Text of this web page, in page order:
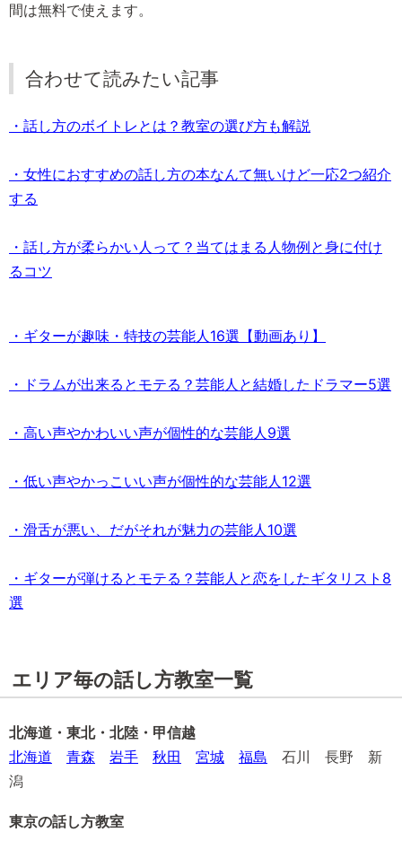
間は無料で使えます。
合わせて読みたい記事
・話し方のボイトレとは？教室の選び方も解説
・女性におすすめの話し方の本なんて無いけど一応2つ紹介
する
・話し方が柔らかい人って？当てはまる人物例と身に付け
るコツ
・ギターが趣味・特技の芸能人16選【動画あり】
・ドラムが出来るとモテる？芸能人と結婚したドラマー5選
・高い声やかわいい声が個性的な芸能人9選
・低い声やかっこいい声が個性的な芸能人12選
・滑舌が悪い、だがそれが魅力の芸能人10選
・ギターが弾けるとモテる？芸能人と恋をしたギタリスト8
選
エリア毎の話し方教室一覧
北海道・東北・北陸・甲信越
北海道
青森 岩手 秋田 宮城 福島 石川 長野 新
潟
東京の話し方教室